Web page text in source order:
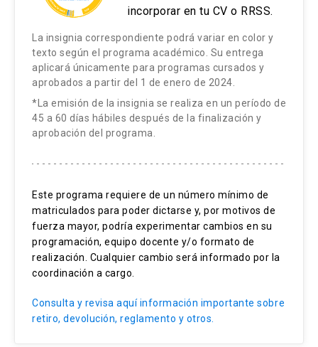
incorporar en tu CV o RRSS.
La insignia correspondiente podrá variar en color y
texto según el programa académico. Su entrega
aplicará únicamente para programas cursados y
aprobados a partir del 1 de enero de 2024.
*La emisión de la insignia se realiza en un período de
45 a 60 días hábiles después de la finalización y
aprobación del programa.
Este programa requiere de un número mínimo de
matriculados para poder dictarse y, por motivos de
fuerza mayor, podría experimentar cambios en su
programación, equipo docente y/o formato de
realización. Cualquier cambio será informado por la
coordinación a cargo.
Consulta y revisa aquí información importante sobre
retiro, devolución, reglamento y otros.